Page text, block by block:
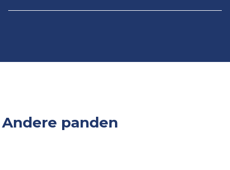
Andere panden